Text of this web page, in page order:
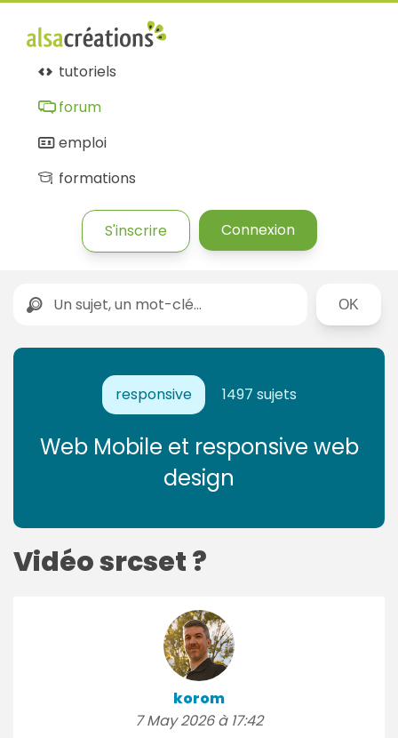
tutoriels
forum
emploi
formations
S'inscrire Connexion
Rechercher
responsive 1497 sujets
Web Mobile et responsive web
design
Vidéo srcset ?
korom
7 May 2026 à 17:42